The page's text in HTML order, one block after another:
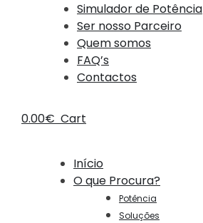
Simulador de Potência
Ser nosso Parceiro
Quem somos
FAQ’s
Contactos
0.00€ Cart
Início
O que Procura?
Potência
Soluções